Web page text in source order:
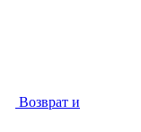
Возврат и